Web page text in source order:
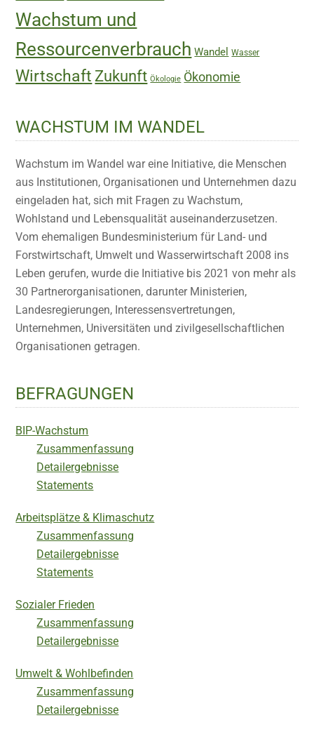
Wachstum und
Ressourcenverbrauch Wandel Wasser
Wirtschaft Zukunft Ökologie Ökonomie
WACHSTUM IM WANDEL
Wachstum im Wandel war eine Initiative, die Menschen
aus Institutionen, Organisationen und Unternehmen dazu
eingeladen hat, sich mit Fragen zu Wachstum,
Wohlstand und Lebensqualität auseinanderzusetzen.
Vom ehemaligen Bundesministerium für Land- und
Forstwirtschaft, Umwelt und Wasserwirtschaft 2008 ins
Leben gerufen, wurde die Initiative bis 2021 von mehr als
30 Partnerorganisationen, darunter Ministerien,
Landesregierungen, Interessensvertretungen,
Unternehmen, Universitäten und zivilgesellschaftlichen
Organisationen getragen.
BEFRAGUNGEN
BIP-Wachstum
Zusammenfassung
Detailergebnisse
Statements
Arbeitsplätze & Klimaschutz
Zusammenfassung
Detailergebnisse
Statements
Sozialer Frieden
Zusammenfassung
Detailergebnisse
Umwelt & Wohlbefinden
Zusammenfassung
Detailergebnisse